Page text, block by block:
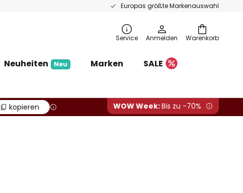
Europas größte Markenauswahl
Warenkorb
Service Anmelden
Neuheiten Neu Marken
SALE
kopieren WOW Week:Bis zu -70%